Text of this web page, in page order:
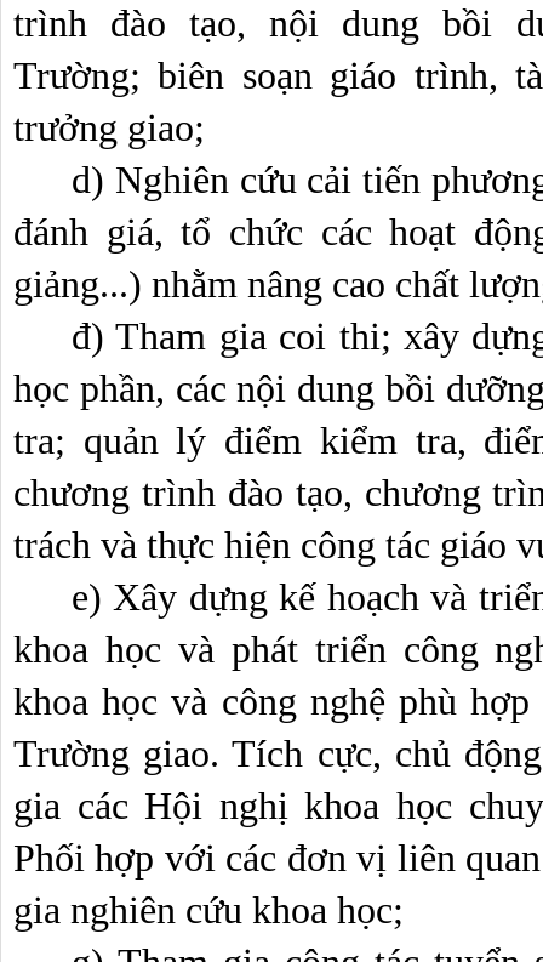
trình đào tạo, nội dung bồi
Trường; biên soạn giáo trình,
trưởng giao;
d) Nghiên cứu cải tiến
đánh giá, tổ chức các hoạt
giảng...) nhằm nâng cao chất
đ) Tham gia coi thi; xây
học phần, các nội dung bồi
tra; quản lý điểm kiểm tra,
chương trình đào tạo, chương
trách và thực hiện công tác giáo
e) Xây dựng kế hoạch và
khoa học và phát triển công
khoa học và công nghệ phù
Trường giao. Tích cực, chủ
gia các Hội nghị khoa học
Phối hợp với các đơn vị liên
gia nghiên cứu khoa học;